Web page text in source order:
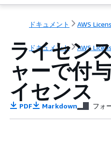
ドキュメント AWS
ドキュメント AWS
ライセン
ャーで付
イセンス
PDF Markdown フォ